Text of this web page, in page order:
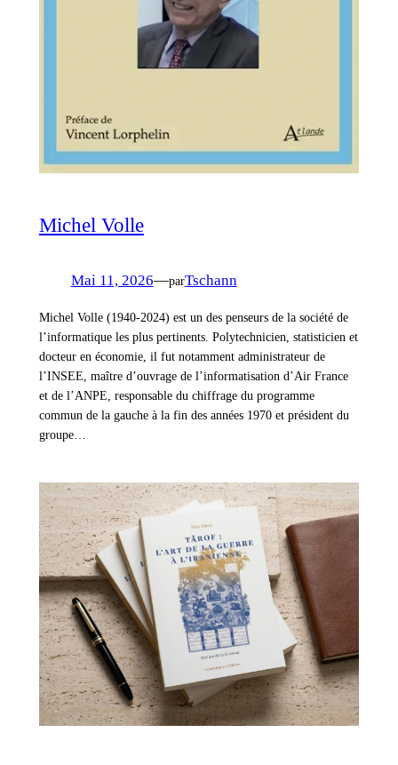
Michel Volle
Mai 11, 2026—parTschann
Michel Volle (1940-2024) est un des penseurs de la société de
l’informatique les plus pertinents. Polytechnicien, statisticien et
docteur en économie, il fut notamment administrateur de
l’INSEE, maître d’ouvrage de l’informatisation d’Air France
et de l’ANPE, responsable du chiffrage du programme
commun de la gauche à la fin des années 1970 et président du
groupe…